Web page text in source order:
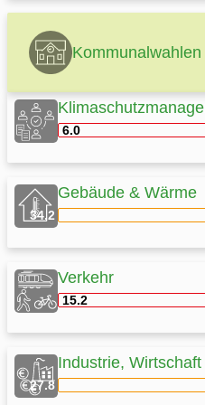
6.0
Monitoring der
Mobilitätsangebote für
Gebäude & Wärme
34.2
Kommunale
Verkehr
15.2
Industrie,
27.8